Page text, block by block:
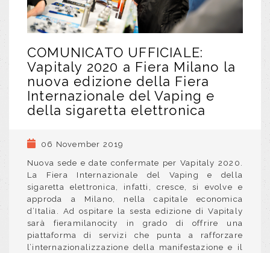
COMUNICATO UFFICIALE:
Vapitaly 2020 a Fiera Milano la
nuova edizione della Fiera
Internazionale del Vaping e
della sigaretta elettronica
06 November 2019
Nuova sede e date confermate per Vapitaly 2020.
La Fiera Internazionale del Vaping e della
sigaretta elettronica, infatti, cresce, si evolve e
approda a Milano, nella capitale economica
d’Italia. Ad ospitare la sesta edizione di Vapitaly
sarà fieramilanocity in grado di offrire una
piattaforma di servizi che punta a rafforzare
l’internazionalizzazione della manifestazione e il